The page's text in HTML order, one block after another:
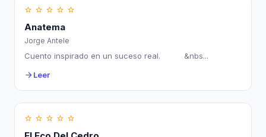
star_border star_border star_border star_border star_border
Anatema
Jorge Antele
Cuento inspirado en un suceso real. &nbs...
arrow_forward Leer
star_border star_border star_border star_border star_border